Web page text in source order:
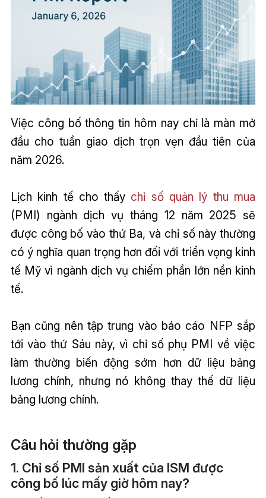
Việc công bố thông tin hôm nay chỉ là màn mở
đầu cho tuần giao dịch trọn vẹn đầu tiên của
năm 2026.
Lịch kinh tế cho thấy chỉ số quản lý thu mua
(PMI) ngành dịch vụ tháng 12 năm 2025 sẽ
được công bố vào thứ Ba, và chỉ số này thường
có ý nghĩa quan trọng hơn đối với triển vọng kinh
tế Mỹ vì ngành dịch vụ chiếm phần lớn nền kinh
tế.
Bạn cũng nên tập trung vào báo cáo NFP sắp
tới vào thứ Sáu này, vì chỉ số phụ PMI về việc
làm thường biến động sớm hơn dữ liệu bảng
lương chính, nhưng nó không thay thế dữ liệu
bảng lương chính.
Câu hỏi thường gặp
1. Chỉ số PMI sản xuất của ISM được
công bố lúc mấy giờ hôm nay?